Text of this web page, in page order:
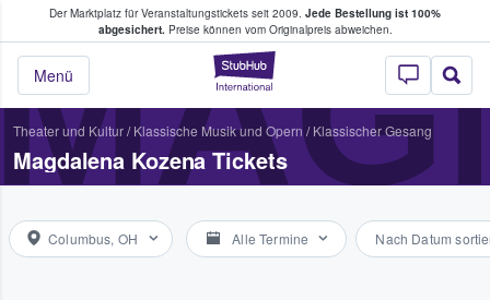
Der Marktplatz für Veranstaltungstickets seit 2009. Jede Bestellung ist 100%
abgesichert.Preise können vom Originalpreis abweichen.
StubHub - Wo
Menü
Tickets kaufen & verkaufen
Theater und Kultur/ Klassische Musik und Opern / Klassischer Gesang
Magdalena Kozena Tickets
Columbus, OH Alle Termine Nach Datum